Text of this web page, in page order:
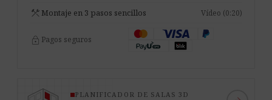
construction Montaje en 3 pasos sencillos Vídeo (0:20)
lock Pagos seguros
PLANIFICADOR DE SALAS 3D